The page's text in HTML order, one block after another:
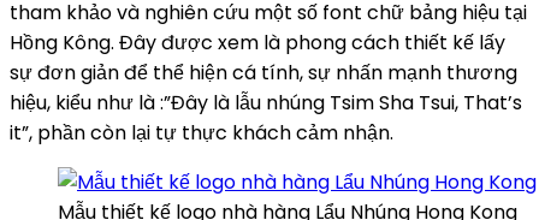
tham khảo và nghiên cứu một số font chữ bảng hiệu tại
Hồng Kông. Đây được xem là phong cách thiết kế lấy
sự đơn giản để thể hiện cá tính, sự nhấn mạnh thương
hiệu, kiểu như là :”Đây là lẫu nhúng Tsim Sha Tsui, That’s
it”, phần còn lại tự thực khách cảm nhận.
Mẫu thiết kế logo nhà hàng Lẩu Nhúng Hong Kong